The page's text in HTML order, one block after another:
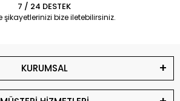
7 / 24 DESTEK
şikayetlerinizi bize iletebilirsiniz.
KURUMSAL